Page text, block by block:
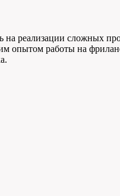
реализации сложных
опытом работы на